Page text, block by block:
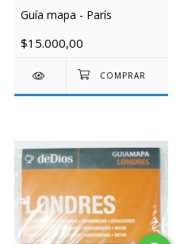
Guía mapa - París
$15.000,00